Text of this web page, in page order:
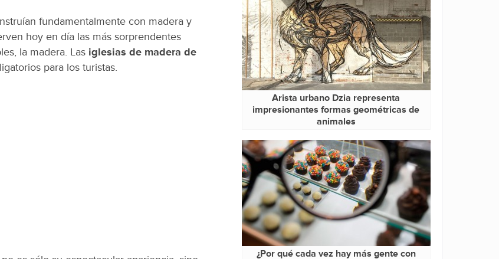
fundamentalmente con madera y
hoy en día las más sorprendentes
la madera. Las iglesias de madera de
para los turistas.
Arista urbano Dzia representa
impresionantes formas geométricas de
animales
¿Por qué cada vez hay más gente con